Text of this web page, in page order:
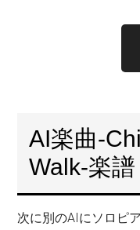
AI楽曲-
Walk-楽
次に別のAIにソロピ